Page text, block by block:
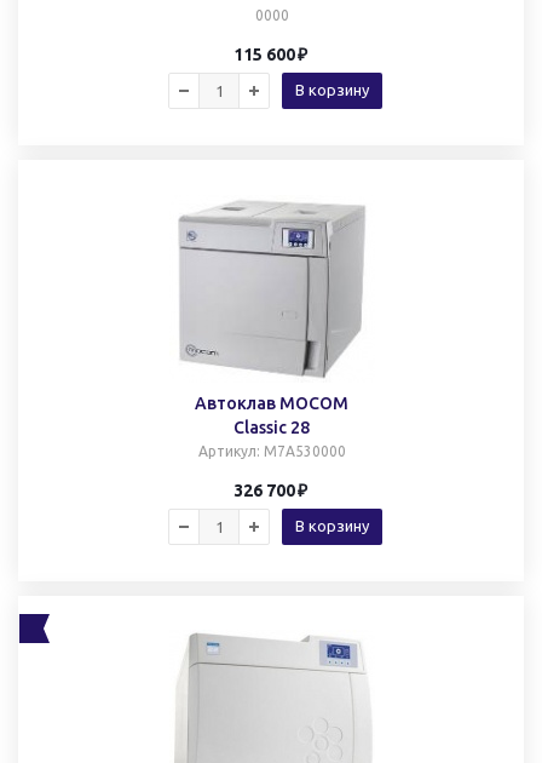
0000
115 600
В корзину
Автоклав MOCOM
Classic 28
Артикул: M7A530000
326 700
В корзину